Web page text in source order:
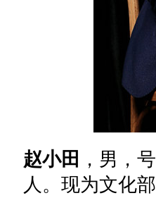
赵小田 ，男，
人。现为文化